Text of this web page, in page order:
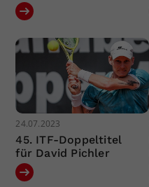
24.07.2023
45. ITF-Doppeltitel
für David Pichler